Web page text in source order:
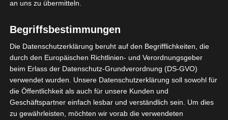
Sie befinden sich hier:Startseite» Étoile Sportive du
Sahel Sousse (ESS) – Club Sportif Sfaxien (CSS)
an uns zu übermitteln.
Begriffsbestimmungen
Die Datenschutzerklärung beruht auf den Begrifflichkeiten, die
durch den Europäischen Richtlinien- und Verordnungsgeber
beim Erlass der Datenschutz-Grundverordnung (DS-GVO)
verwendet wurden. Unsere Datenschutzerklärung soll sowohl für
die Öffentlichkeit als auch für unsere Kunden und
Geschäftspartner einfach lesbar und verständlich sein. Um dies
zu gewährleisten, möchten wir vorab die verwendeten